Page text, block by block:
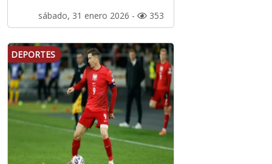
sábado, 31 enero 2026 - 353
DEPORTES